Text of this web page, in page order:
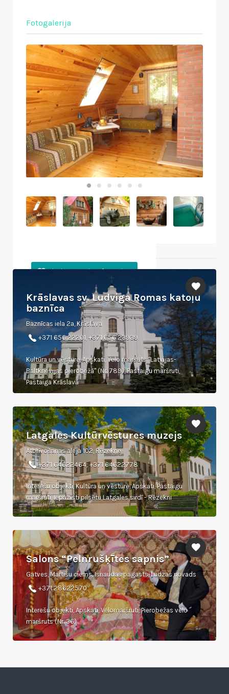
Fotogalerija
Krāslavas sv. Ludviga Romas katoļu
baznīca
Baznīcas iela 2a, Krāslava
+371 656 22201, +371 656 23939
Kultūra un vēsture, Apskati, Velo maršuts "Latvijas-
Baltkrievijas pierobežā" (Nr. 789), Pastaigu maršruti,
Pastaiga Krāslavā
Latgales Kultūrvēstures muzejs
Atbrīvošanas aleja 102, Rēzekne
+371 64622464; +371 64622778
Interešu objekti, Kultūra un vēsture, Apskati, Pastaigu
maršruti, Iepazīsti pilsētu Latgales sirdī - Rēzekni
Salons “Pelnrušķītes sapnis”
Gatves, Martišu ciems, Isnaudas pagasts, Ludzas novads
+371 28622570
Interešu objekti, Apskati, Velomaršruti, Pierobežas velo
maršruts (Nr. 36)